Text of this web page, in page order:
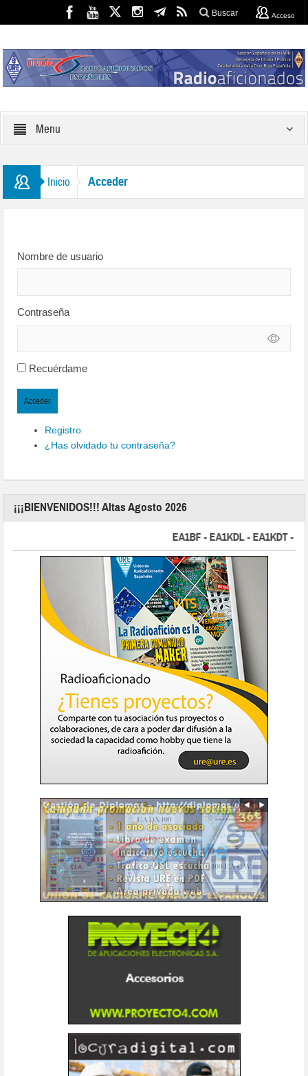
Buscar Acceso
Menu
Inicio Acceder
Nombre de usuario
Contraseña
Recuérdame
Acceder
Registro
¿Has olvidado tu contraseña?
¡¡¡BIENVENIDOS!!! Altas Agosto 2026
EA1BF - EA1KDL - EA1KDT -